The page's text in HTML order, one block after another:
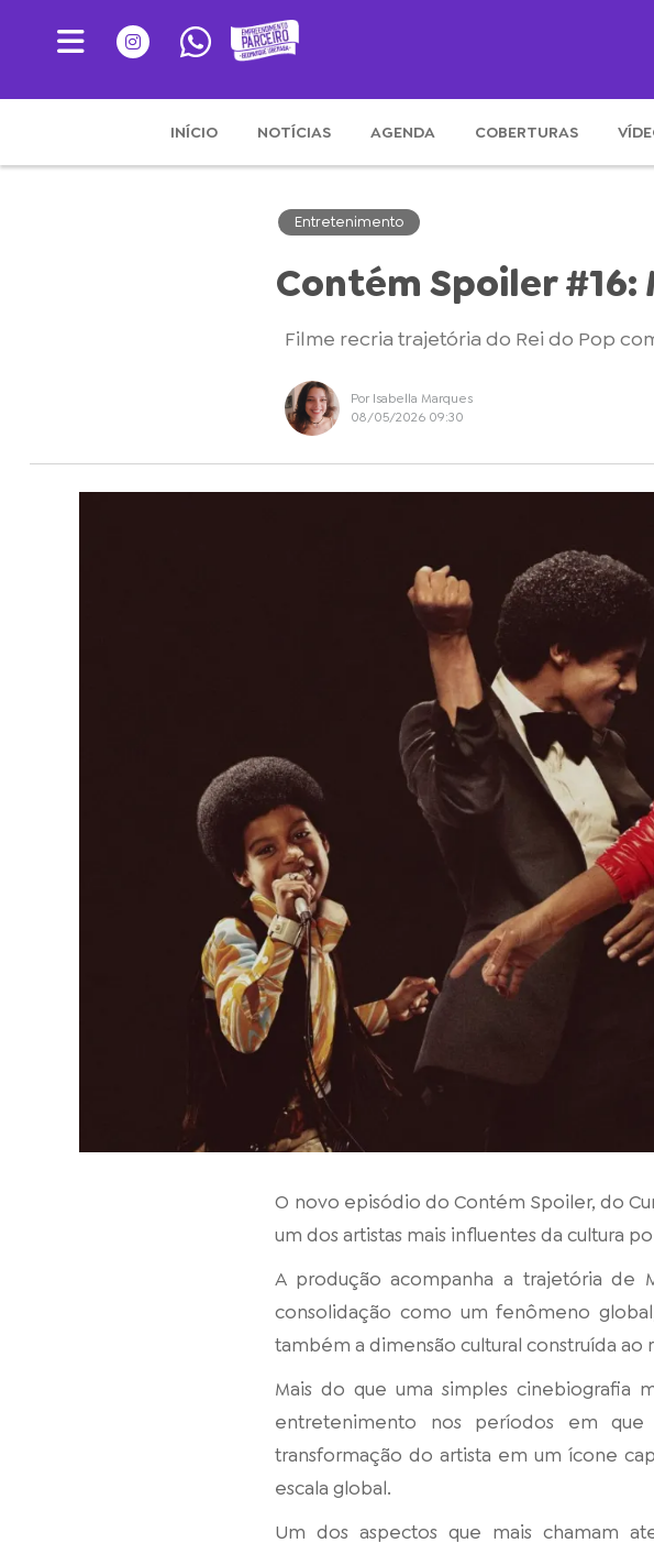
INÍCIO NOTÍCIAS AGENDA COBERTURAS
Entretenimento
Contém Spoiler #16:
Filme recria trajetória do Rei do Pop
Por Isabella Marques
08/05/2026 09:30
O novo episódio do Contém Spoiler, do
um dos artistas mais influentes da cultura
A produção acompanha a trajetória de
consolidação como um fenômeno
também a dimensão cultural construída
Mais do que uma simples cinebiografia
entretenimento nos períodos em
transformação do artista em um ícone
escala global.
Um dos aspectos que mais chamam